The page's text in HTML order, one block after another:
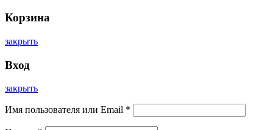
Корзина
закрыть
Вход
закрыть
Имя пользователя или Email *